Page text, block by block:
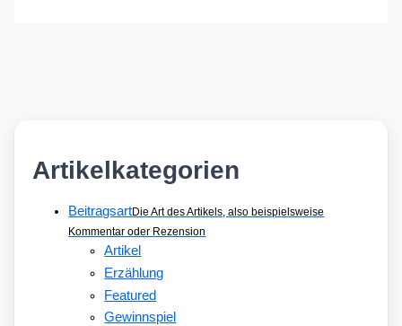
Artikelkategorien
BeitragsartDie Art des Artikels, also beispielsweise
Kommentar oder Rezension
Artikel
Erzählung
Featured
Gewinnspiel